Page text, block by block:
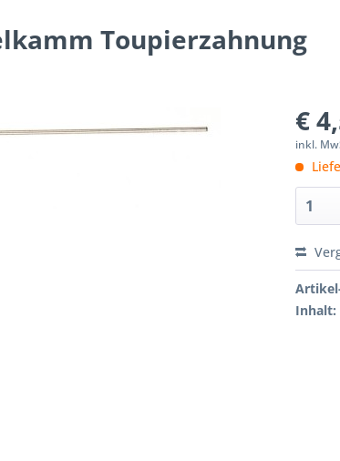
Toupierzahnung
€
inkl.
Inhalt: